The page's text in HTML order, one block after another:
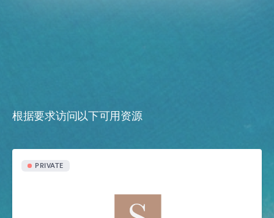
根据要求访问以下可用资源
PRIVATE